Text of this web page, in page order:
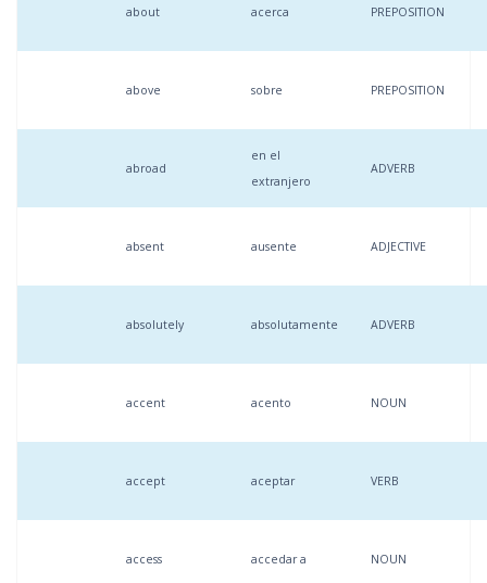
about acerca PREPOSITION
above sobre PREPOSITION
abroad
en el
extranjero
ADVERB
absent ausente ADJECTIVE
absolutely absolutamente ADVERB
accent acento NOUN
accept aceptar VERB
access accedar a NOUN